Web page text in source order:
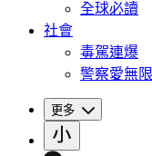
全球必讀
社會
毒駕連爆
警察愛無限
更多